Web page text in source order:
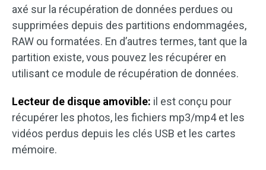
axé sur la récupération de données perdues ou
supprimées depuis des partitions endommagées,
RAW ou formatées. En d’autres termes, tant que la
partition existe, vous pouvez les récupérer en
utilisant ce module de récupération de données.
Lecteur de disque amovible: il est conçu pour
récupérer les photos, les fichiers mp3/mp4 et les
vidéos perdus depuis les clés USB et les cartes
mémoire.